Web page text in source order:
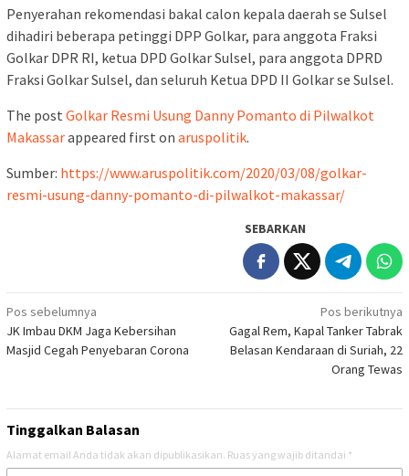
Penyerahan rekomendasi bakal calon kepala daerah se Sulsel
dihadiri beberapa petinggi DPP Golkar, para anggota Fraksi
Golkar DPR RI, ketua DPD Golkar Sulsel, para anggota DPRD
Fraksi Golkar Sulsel, dan seluruh Ketua DPD II Golkar se Sulsel.
The post Golkar Resmi Usung Danny Pomanto di Pilwalkot
Makassarappeared first on aruspolitik.
Sumber: https://www.aruspolitik.com/2020/03/08/golkar-
resmi-usung-danny-pomanto-di-pilwalkot-makassar/
SEBARKAN
Navigasi
pos
Pos sebelumnya
JK Imbau DKM Jaga Kebersihan
Masjid Cegah Penyebaran Corona
Pos berikutnya
Gagal Rem, Kapal Tanker Tabrak
Belasan Kendaraan di Suriah, 22
Orang Tewas
Tinggalkan Balasan
Alamat email Anda tidak akan dipublikasikan. Ruas yang wajib ditandai *